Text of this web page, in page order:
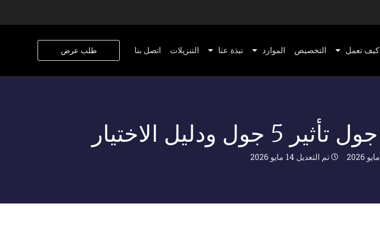
كيف تعمل التخصيص الموارد نبذة عنا التنزيلات اتصل بنا طلب عرض
تم التعديل 14 مايو 2026